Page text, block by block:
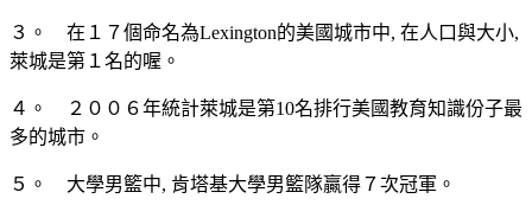
３。 在１７個命名為Lexington的美國城市中, 在人口與大小,
萊城是第１名的喔。
４。 ２００６年統計萊城是第10名排行美國教育知識份子最
多的城市。
５。 大學男籃中, 肯塔基大學男籃隊贏得７次冠軍。